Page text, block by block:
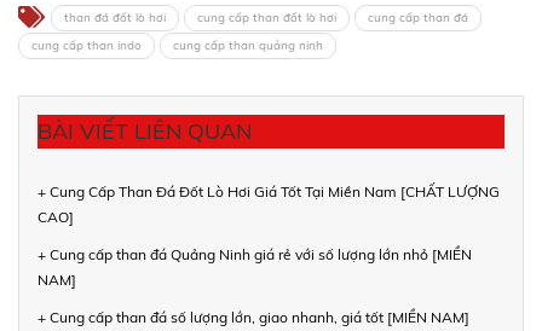
than đá đốt lò hơi cung cấp than đốt lò hơi
cung cấp than đá
cung cấp than indo
cung cấp than quảng ninh
BÀI VIẾT LIÊN QUAN
+ Cung Cấp Than Đá Đốt Lò Hơi Giá Tốt Tại Miền Nam [CHẤT LƯỢNG
CAO]
+ Cung cấp than đá Quảng Ninh giá rẻ với số lượng lớn nhỏ [MIỀN
NAM]
+ Cung cấp than đá số lượng lớn, giao nhanh, giá tốt [MIỀN NAM]